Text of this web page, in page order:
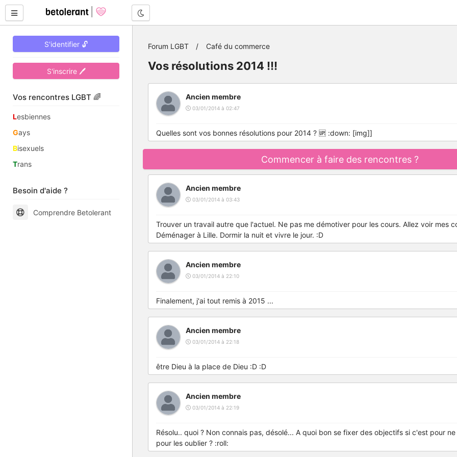
S'identifier 🔓
S'inscrire 🖊
Vos rencontres LGBT 🌈
Lesbiennes
Gays
Bisexuels
Trans
Besoin d'aide ?
Comprendre Betolerant
Forum LGBT Café du commerce
Vos résolutions 2014 !!!
Ancien membre
03/01/2014 à 02:47
Quelles sont vos bonnes résolutions pour 2014 ? 🆙 :down: [img]]
Commencer à faire des rencontres ?
Ancien membre
03/01/2014 à 03:43
Trouver un travail autre que l'actuel. Ne pas me démotiver pour les cours. Allez voir mes
Déménager à Lille. Dormir la nuit et vivre le jour. :D
Ancien membre
03/01/2014 à 22:10
Finalement, j'ai tout remis à 2015 ...
Ancien membre
03/01/2014 à 22:18
être Dieu à la place de Dieu :D :D
Ancien membre
03/01/2014 à 22:19
Résolu.. quoi ? Non connais pas, désolé... A quoi bon se fixer des objectifs si c'est pour
pour les oublier ? :roll: